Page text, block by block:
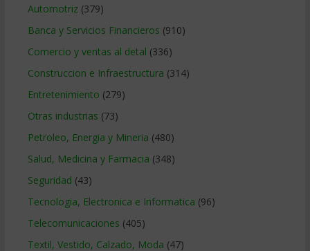
Automotriz(379)
Banca y Servicios Financieros (910)
Comercio y ventas al detal (336)
Construccion e Infraestructura (314)
Entretenimiento (279)
Otras industrias (73)
Petroleo, Energia y Mineria (480)
Salud, Medicina y Farmacia (348)
Seguridad (43)
Tecnologia, Electronica e Informatica (96)
Telecomunicaciones (405)
Textil, Vestido, Calzado, Moda (47)